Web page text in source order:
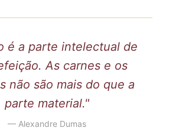
é a parte intelectual de
As carnes e os
não são mais do que a
parte material."
— Alexandre Dumas